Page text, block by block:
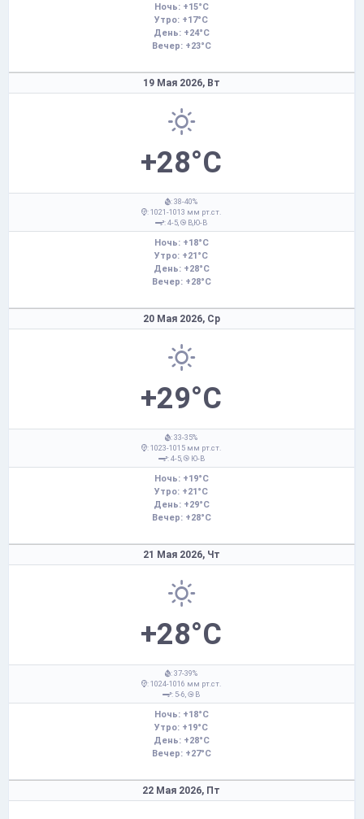
Ночь: +15°C
Утро: +17°C
День: +24°C
Вечер: +23°C
19 Мая 2026, Вт
+28°C
: 38-40%
: 1021-1013 мм рт.ст.
: 4-5,
В,Ю-В
Ночь: +18°C
Утро: +21°C
День: +28°C
Вечер: +28°C
20 Мая 2026, Ср
+29°C
: 33-35%
: 1023-1015 мм рт.ст.
: 4-5,
Ю-В
Ночь: +19°C
Утро: +21°C
День: +29°C
Вечер: +28°C
21 Мая 2026, Чт
+28°C
: 37-39%
: 1024-1016 мм рт.ст.
: 5-6,
В
Ночь: +18°C
Утро: +19°C
День: +28°C
Вечер: +27°C
22 Мая 2026, Пт